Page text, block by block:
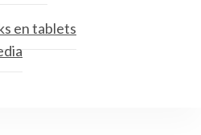
en tablets